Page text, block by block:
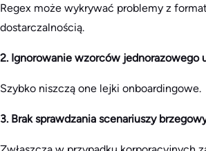
Regex może wykrywać problemy z
dostarczalnością.
2. Ignorowanie wzorców jednorazowego
Szybko niszczą one lejki onboardingowe.
3. Brak sprawdzania scenariuszy